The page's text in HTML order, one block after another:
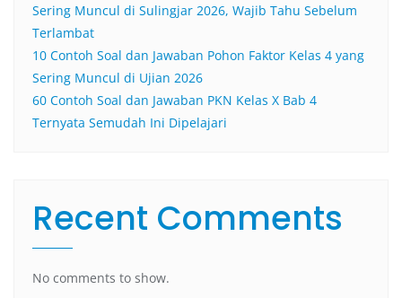
Sering Muncul di Sulingjar 2026, Wajib Tahu Sebelum
Terlambat
10 Contoh Soal dan Jawaban Pohon Faktor Kelas 4 yang
Sering Muncul di Ujian 2026
60 Contoh Soal dan Jawaban PKN Kelas X Bab 4
Ternyata Semudah Ini Dipelajari
Recent Comments
No comments to show.